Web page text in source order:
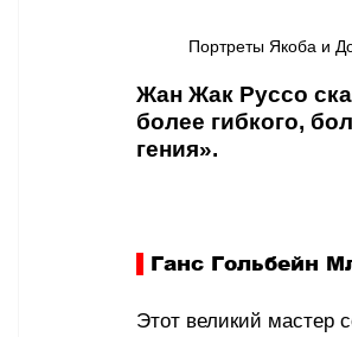
Портреты Якоба и
Жан Жак Руссо
более гибкого,
гения».
Ганс Гольбейн
Этот великий мастер